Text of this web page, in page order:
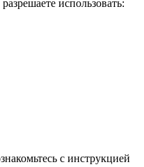
использовать:
с инструкцией